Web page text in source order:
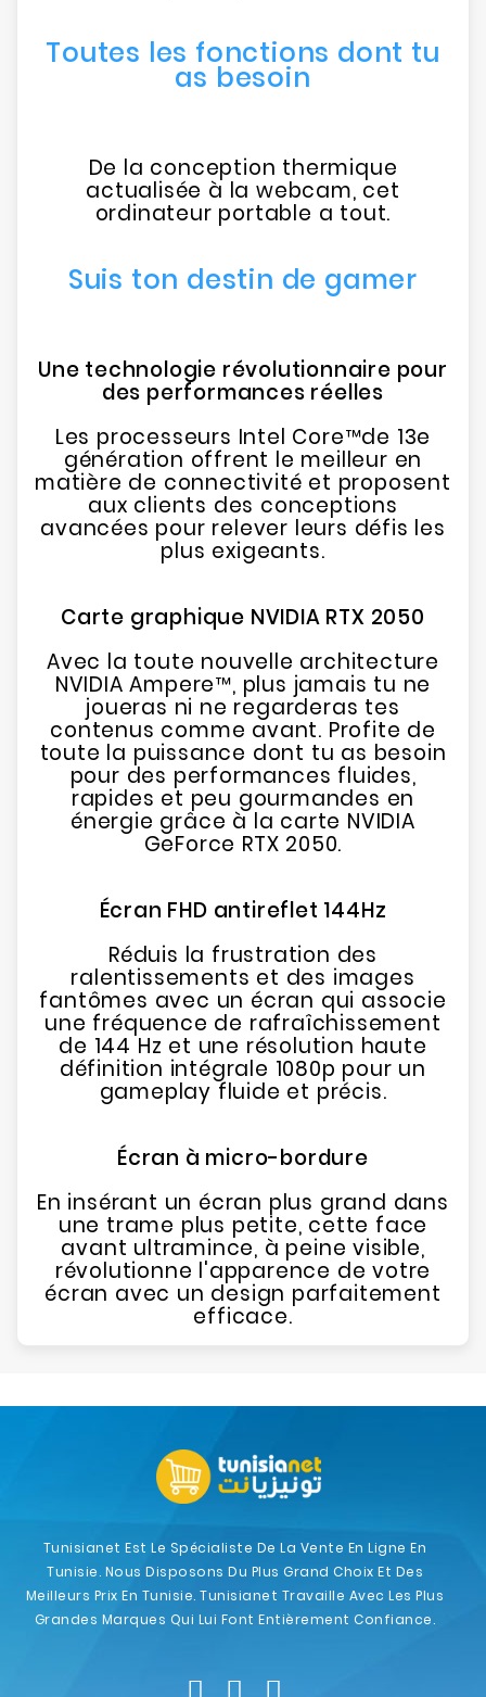
Toutes les fonctions dont tu
as besoin
De la conception thermique
actualisée à la webcam, cet
ordinateur portable a tout.
Suis ton destin de gamer
Une technologie révolutionnaire pour
des performances réelles
Les processeurs Intel Core™de 13e
génération offrent le meilleur en
matière de connectivité et proposent
aux clients des conceptions
avancées pour relever leurs défis les
plus exigeants.
Carte graphique NVIDIA RTX 2050
Avec la toute nouvelle architecture
NVIDIA Ampere™, plus jamais tu ne
joueras ni ne regarderas tes
contenus comme avant. Profite de
toute la puissance dont tu as besoin
pour des performances fluides,
rapides et peu gourmandes en
énergie grâce à la carte NVIDIA
GeForce RTX 2050.
Écran FHD antireflet 144Hz
Réduis la frustration des
ralentissements et des images
fantômes avec un écran qui associe
une fréquence de rafraîchissement
de 144 Hz et une résolution haute
définition intégrale 1080p pour un
gameplay fluide et précis.
Écran à micro-bordure
En insérant un écran plus grand dans
une trame plus petite, cette face
avant ultramince, à peine visible,
révolutionne l'apparence de votre
écran avec un design parfaitement
efficace.
Tunisianet Est Le Spécialiste De La Vente En Ligne En
Tunisie. Nous Disposons Du Plus Grand Choix Et Des
Meilleurs Prix En Tunisie. Tunisianet Travaille Avec Les Plus
Grandes Marques Qui Lui Font Entièrement Confiance.